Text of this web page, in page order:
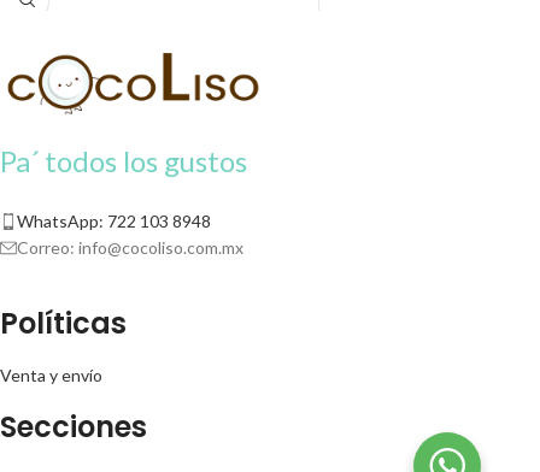
de apartado para iniciar tu pedido.
Pa´ todos los gustos
WhatsApp: 722 103 8948
Correo: info@cocoliso.com.mx
Políticas
Venta y envío
Secciones